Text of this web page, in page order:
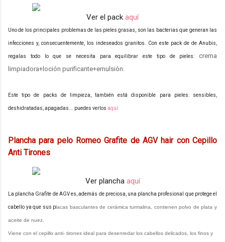
Ver el pack aquí
Uno de los principales problemas de las pieles grasas, son las bacterias que generan las
infecciones y, consecuentemente, los indeseados granitos. Con este pack de de Anubis,
regalas todo lo que se necesita para equilibrar este tipo de pieles: crema
limpiadora+loción purificante+emulsión.
Este tipo de packs de limpieza, también está disponible para pieles: sensibles,
deshidratadas, apagadas... puedes verlos aquí
Plancha para pelo Romeo Grafite de AGV hair con Cepillo
Anti Tirones
Ver plancha aquí
La plancha Grafite de AGV es, además de preciosa, una plancha profesional que protege el
cabello ya que sus placas basculantes de cerámica turmalina, contienen polvo de plata y
aceite de nuez.
Viene con el cepillo anti- tirones ideal para desenredar los cabellos delicados, los finos y